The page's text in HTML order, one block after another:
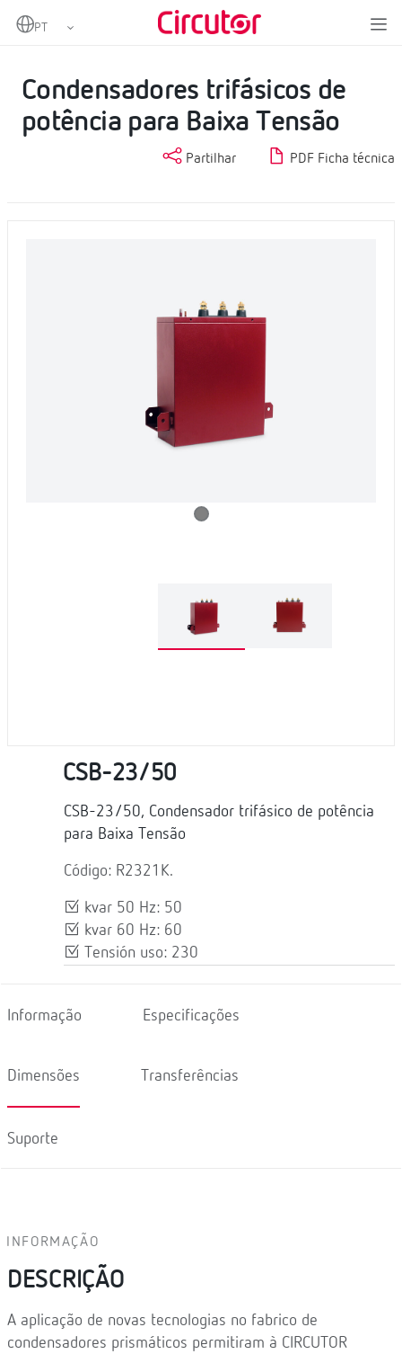
Home Condensadores e reatâncias, BT
Condensadores BT
Condensadores trifásicos de
potência para Baixa Tensão
Partilhar PDF Ficha técnica
CSB-23/50
CSB-23/50, Condensador trifásico de potência
para Baixa Tensão
Código: R2321K.
kvar 50 Hz: 50
kvar 60 Hz: 60
Tensión uso: 230
Informação Especificações
Dimensões Transferências
Suporte
INFORMAÇÃO
DESCRIÇÃO
A aplicação de novas tecnologias no fabrico de
condensadores prismáticos permitiram à CIRCUTOR